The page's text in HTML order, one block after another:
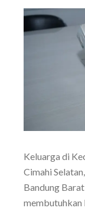
Keluarga di
Cimahi
Bandung
membutuhkan